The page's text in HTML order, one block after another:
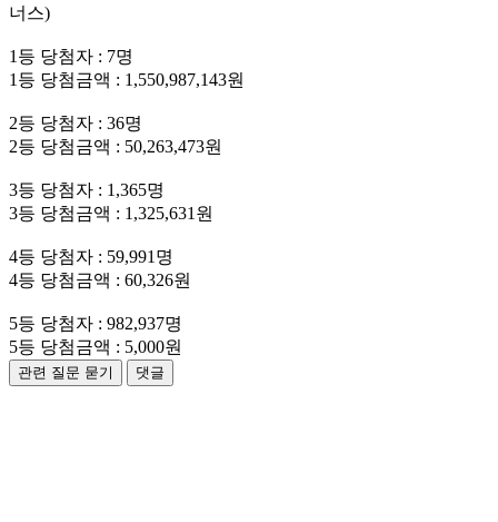
너스)
1등 당첨자 : 7명
1등 당첨금액 : 1,550,987,143원
2등 당첨자 : 36명
2등 당첨금액 : 50,263,473원
3등 당첨자 : 1,365명
3등 당첨금액 : 1,325,631원
4등 당첨자 : 59,991명
4등 당첨금액 : 60,326원
5등 당첨자 : 982,937명
5등 당첨금액 : 5,000원